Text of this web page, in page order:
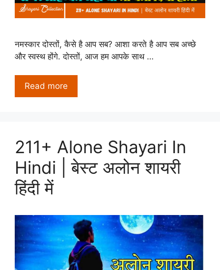
नमस्कार दोस्तों, कैसे है आप सब? आशा करते है आप सब अच्छे
और स्वस्थ होंगे. दोस्तों, आज हम आपके साथ …
Read more
211+ Alone Shayari In
Hindi | बेस्ट अलोन शायरी
हिंदी में